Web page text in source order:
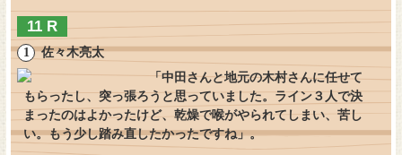
11 R
佐々木亮太
「中田さんと地元の木村さんに任せて
もらったし、突っ張ろうと思っていました。ライン３人で決
まったのはよかったけど、乾燥で喉がやられてしまい、苦し
い。もう少し踏み直したかったですね」。